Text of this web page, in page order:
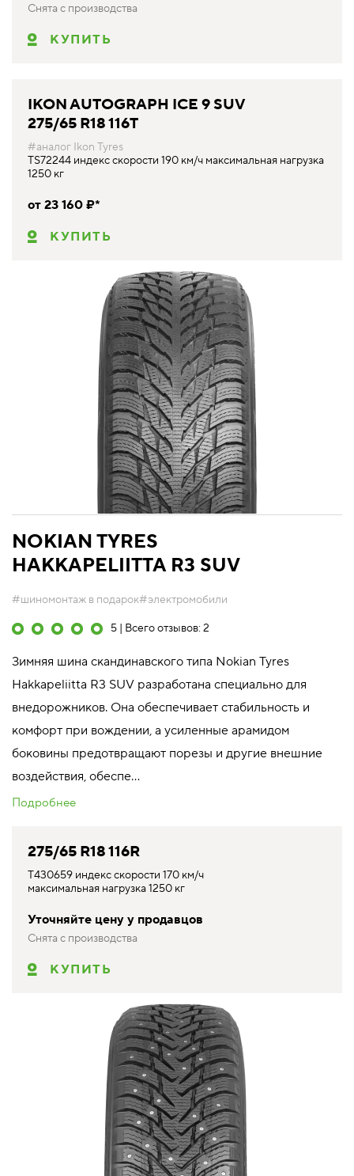
Снята с производства
КУПИТЬ
IKON AUTOGRAPH ICE 9 SUV
275/65 R18 116T
#аналог Ikon Tyres
TS72244 индекс скорости 190 км/ч максимальная нагрузка
1250 кг
от 23 160 ₽*
КУПИТЬ
NOKIAN TYRES
HAKKAPELIITTA R3 SUV
#шиномонтаж в подарок#электромобили
5 | Всего отзывов: 2
Зимняя шина скандинавского типа Nokian Tyres
Hakkapeliitta R3 SUV разработана специально для
внедорожников. Она обеспечивает стабильность и
комфорт при вождении, а усиленные арамидом
боковины предотвращают порезы и другие внешние
воздействия, обеспе...
Подробнее
275/65 R18 116R
T430659 индекс скорости 170 км/ч
максимальная нагрузка 1250 кг
Уточняйте цену у продавцов
Снята с производства
КУПИТЬ